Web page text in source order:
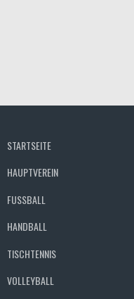
STARTSEITE
HAUPTVEREIN
FUSSBALL
HANDBALL
TISCHTENNIS
VOLLEYBALL